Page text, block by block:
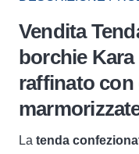
Oro
quantità
Vendita
borchie
raffinato con
La tenda